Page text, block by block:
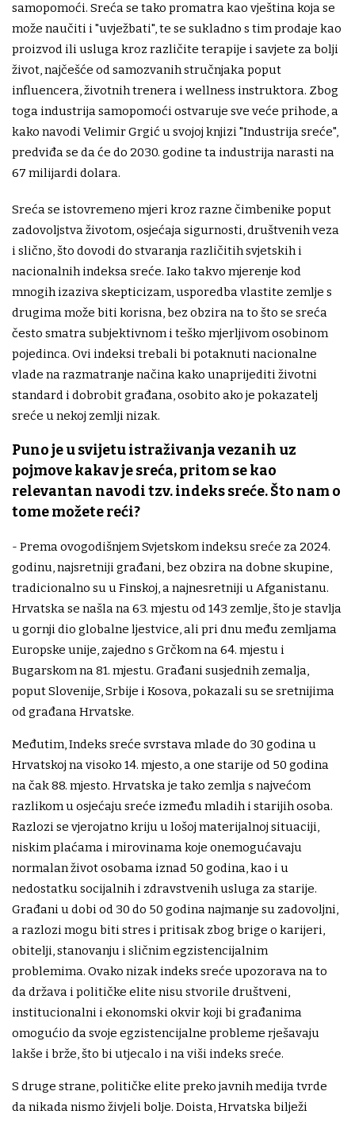
samopomoći. Sreća se tako promatra kao vještina koja se
može naučiti i "uvježbati", te se sukladno s tim prodaje kao
proizvod ili usluga kroz različite terapije i savjete za bolji
život, najčešće od samozvanih stručnjaka poput
influencera, životnih trenera i wellness instruktora. Zbog
toga industrija samopomoći ostvaruje sve veće prihode, a
kako navodi Velimir Grgić u svojoj knjizi "Industrija sreće",
predviđa se da će do 2030. godine ta industrija narasti na
67 milijardi dolara.
Sreća se istovremeno mjeri kroz razne čimbenike poput
zadovoljstva životom, osjećaja sigurnosti, društvenih veza
i slično, što dovodi do stvaranja različitih svjetskih i
nacionalnih indeksa sreće. Iako takvo mjerenje kod
mnogih izaziva skepticizam, usporedba vlastite zemlje s
drugima može biti korisna, bez obzira na to što se sreća
često smatra subjektivnom i teško mjerljivom osobinom
pojedinca. Ovi indeksi trebali bi potaknuti nacionalne
vlade na razmatranje načina kako unaprijediti životni
standard i dobrobit građana, osobito ako je pokazatelj
sreće u nekoj zemlji nizak.
Puno je u svijetu istraživanja vezanih uz
pojmove kakav je sreća, pritom se kao
relevantan navodi tzv. indeks sreće. Što nam o
tome možete reći?
- Prema ovogodišnjem Svjetskom indeksu sreće za 2024.
godinu, najsretniji građani, bez obzira na dobne skupine,
tradicionalno su u Finskoj, a najnesretniji u Afganistanu.
Hrvatska se našla na 63. mjestu od 143 zemlje, što je stavlja
u gornji dio globalne ljestvice, ali pri dnu među zemljama
Europske unije, zajedno s Grčkom na 64. mjestu i
Bugarskom na 81. mjestu. Građani susjednih zemalja,
poput Slovenije, Srbije i Kosova, pokazali su se sretnijima
od građana Hrvatske.
Međutim, Indeks sreće svrstava mlade do 30 godina u
Hrvatskoj na visoko 14. mjesto, a one starije od 50 godina
na čak 88. mjesto. Hrvatska je tako zemlja s najvećom
razlikom u osjećaju sreće između mladih i starijih osoba.
Razlozi se vjerojatno kriju u lošoj materijalnoj situaciji,
niskim plaćama i mirovinama koje onemogućavaju
normalan život osobama iznad 50 godina, kao i u
nedostatku socijalnih i zdravstvenih usluga za starije.
Građani u dobi od 30 do 50 godina najmanje su zadovoljni,
a razlozi mogu biti stres i pritisak zbog brige o karijeri,
obitelji, stanovanju i sličnim egzistencijalnim
problemima. Ovako nizak indeks sreće upozorava na to
da država i političke elite nisu stvorile društveni,
institucionalni i ekonomski okvir koji bi građanima
omogućio da svoje egzistencijalne probleme rješavaju
lakše i brže, što bi utjecalo i na viši indeks sreće.
S druge strane, političke elite preko javnih medija tvrde
da nikada nismo živjeli bolje. Doista, Hrvatska bilježi